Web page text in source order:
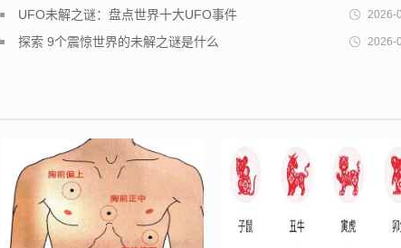
2026-
UFO未解之谜：盘点世界十大UFO事件
2026-
探索 9个震惊世界的未解之谜是什么